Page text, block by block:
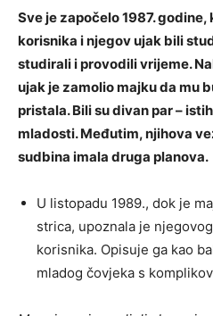
Sve je započelo 1987.
korisnika i njegov ujak bili
studirali i provodili vrijeme.
ujak je zamolio majku da mu
pristala. Bili su divan par –
mladosti. Međutim, njihova
sudbina imala druga planova.
U listopadu 1989., dok je
strica, upoznala je
korisnika. Opisuje ga kao
mladog čovjeka s